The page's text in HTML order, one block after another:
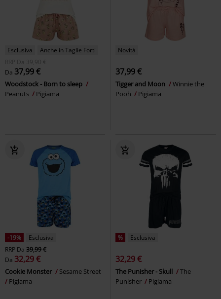
Esclusiva
Anche in Taglie Forti
RRP
Da
39,90 €
Da 37,99 €
Woodstock - Born to sleep
Peanuts
Pigiama
Novità
37,99 €
Tigger and Moon
Winnie the
Pooh
Pigiama
-19%
Esclusiva
RRP Da 39,99 €
Da 32,29 €
Cookie Monster
Sesame Street
Pigiama
% Esclusiva
32,29 €
The Punisher - Skull
The
Punisher
Pigiama